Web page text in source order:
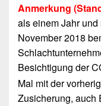
Anmerkung
als einem Jahr
November 2018
Besichtigung der
Mal mit der
Zusicherung, auch